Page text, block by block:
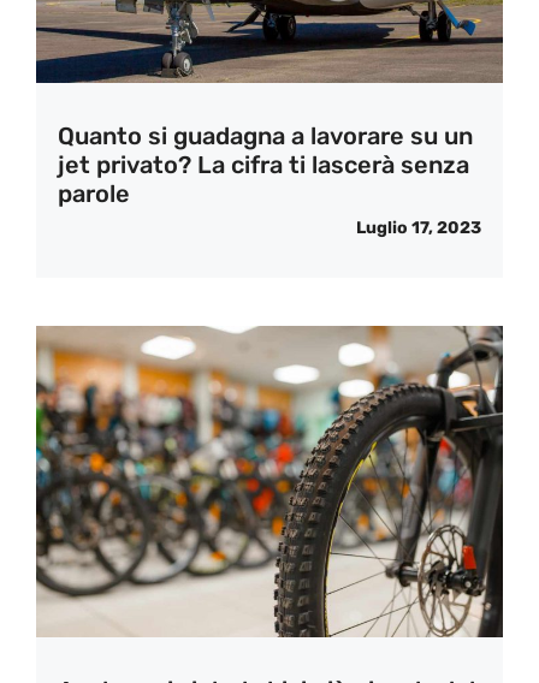
Quanto si guadagna a lavorare su un
jet privato? La cifra ti lascerà senza
parole
Luglio 17, 2023